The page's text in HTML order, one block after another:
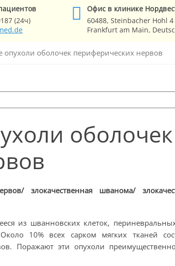
(24ч)
Офис в клинике
60488, Steinbacher Hohl 4
Frankfurt am Main,
опухоли оболочек периферических нервов
оболочек
злокачественная шванома/
из шванновских клеток,
10% всех сарком мягких тканей
Поражают эти опухоли